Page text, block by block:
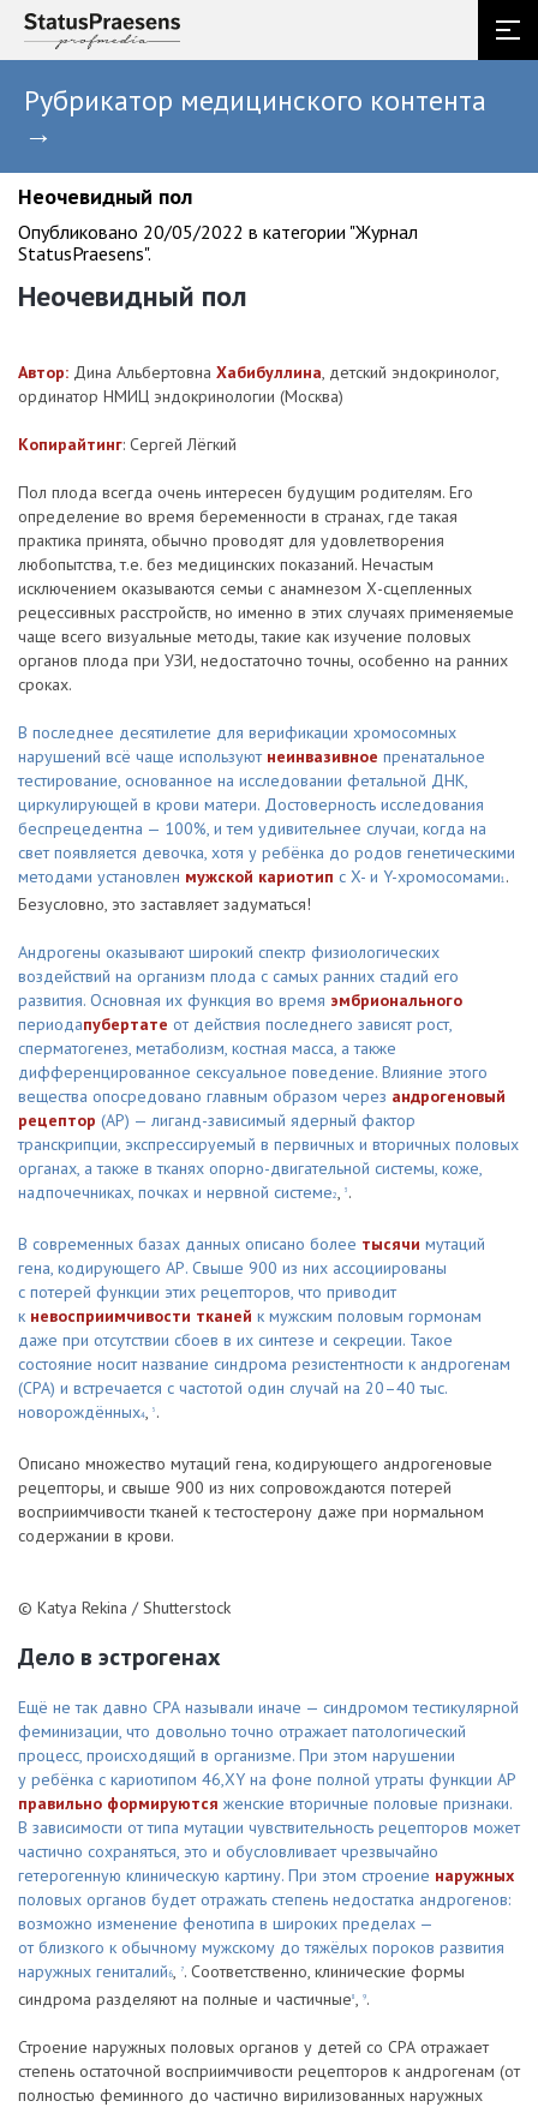
Рубрикатор медицинского контента
→
Неочевидный пол
Опубликовано 20/05/2022 в категории "Журнал
StatusPraesens".
Неочевидный пол
Автор: Дина Альбертовна Хабибуллина, детский эндокринолог,
ординатор НМИЦ эндокринологии (Москва)
Копирайтинг: Сергей Лёгкий
Пол плода всегда очень интересен будущим родителям. Его
определение во время беременности в странах, где такая
практика принята, обычно проводят для удовлетворения
любопытства, т.е. без медицинских показаний. Нечастым
исключением оказываются семьи с анамнезом Х-сцепленных
рецессивных расстройств, но именно в этих случаях применяемые
чаще всего визуальные методы, такие как изучение половых
органов плода при УЗИ, недостаточно точны, особенно на ранних
сроках.
В последнее десятилетие для верификации хромосомных
нарушений всё чаще используют неинвазивное пренатальное
тестирование, основанное на исследовании фетальной ДНК,
циркулирующей в крови матери. Достоверность исследования
беспрецедентна — 100%, и тем удивительнее случаи, когда на
свет появляется девочка, хотя у ребёнка до родов генетическими
методами установлен мужской кариотип с X- и Y-хромосомами1 .
Безусловно, это заставляет задуматься!
Андрогены оказывают широкий спектр физиологических
воздействий на организм плода с самых ранних стадий его
развития. Основная их функция во время эмбрионального
периодапубертате от действия последнего зависят рост,
сперматогенез, метаболизм, костная масса, а также
дифференцированное сексуальное поведение. Влияние этого
вещества опосредовано главным образом через андрогеновый
рецептор (АР) — лиганд-зависимый ядерный фактор
транскрипции, экспрессируемый в первичных и вторичных половых
органах, а также в тканях опорно-двигательной системы, коже,
надпочечниках, почках и нервной системе2, 3 .
В современных базах данных описано более тысячи мутаций
гена, кодирующего АР. Свыше 900 из них ассоциированы
с потерей функции этих рецепторов, что приводит
к невосприимчивости тканей к мужским половым гормонам
даже при отсутствии сбоев в их синтезе и секреции. Такое
состояние носит название синдрома резистентности к андрогенам
(СРА) и встречается с частотой один случай на 20–40 тыс.
новорождённых4, 5 .
Описано множество мутаций гена, кодирующего андрогеновые
рецепторы, и свыше 900 из них сопровождаются потерей
восприимчивости тканей к тестостерону даже при нормальном
содержании в крови.
© Katya Rekina / Shutterstock
Дело в эстрогенах
Ещё не так давно СРА называли иначе — синдромом тестикулярной
феминизации, что довольно точно отражает патологический
процесс, происходящий в организме. При этом нарушении
у ребёнка с кариотипом 46,XY на фоне полной утраты функции АР
правильно формируются женские вторичные половые признаки.
В зависимости от типа мутации чувствительность рецепторов может
частично сохраняться, это и обусловливает чрезвычайно
гетерогенную клиническую картину. При этом строение наружных
половых органов будет отражать степень недостатка андрогенов:
возможно изменение фенотипа в широких пределах —
от близкого к обычному мужскому до тяжёлых пороков развития
наружных гениталий6, 7. Соответственно, клинические формы
синдрома разделяют на полные и частичные8, 9.
Строение наружных половых органов у детей со СРА отражает
степень остаточной восприимчивости рецепторов к андрогенам (от
полностью феминного до частично вирилизованных наружных